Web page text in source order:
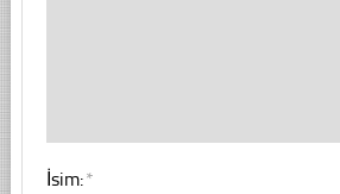
İsim:*